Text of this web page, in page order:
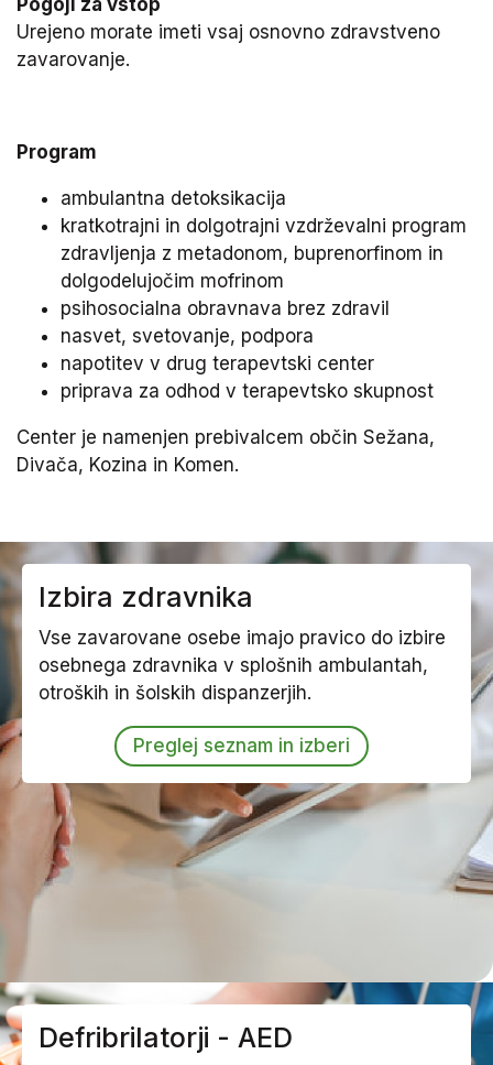
Urejeno morate imeti vsaj osnovno zdravstveno
zavarovanje.
Program
ambulantna detoksikacija
kratkotrajni in dolgotrajni vzdrževalni program
zdravljenja z metadonom, buprenorfinom in
dolgodelujočim mofrinom
psihosocialna obravnava brez zdravil
nasvet, svetovanje, podpora
napotitev v drug terapevtski center
priprava za odhod v terapevtsko skupnost
Center je namenjen prebivalcem občin Sežana,
Divača, Kozina in Komen.
Izbira zdravnika
Vse zavarovane osebe imajo pravico do izbire
osebnega zdravnika v splošnih ambulantah,
otroških in šolskih dispanzerjih.
Preglej seznam in izberi
Defribrilatorji - AED